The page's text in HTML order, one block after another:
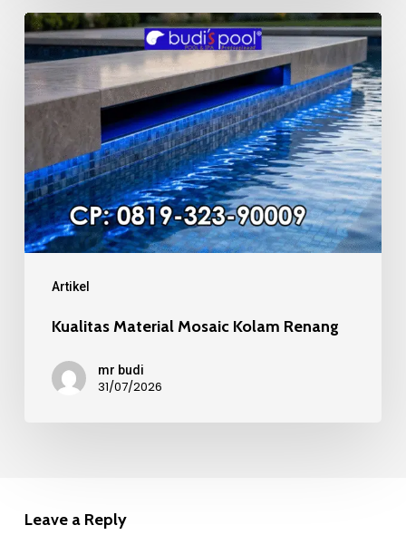
Artikel
Kualitas
Material
Mosaic
Kolam
Renang
Kualitas Material Mosaic Kolam Renang
mr budi
31/07/2026
Leave a Reply